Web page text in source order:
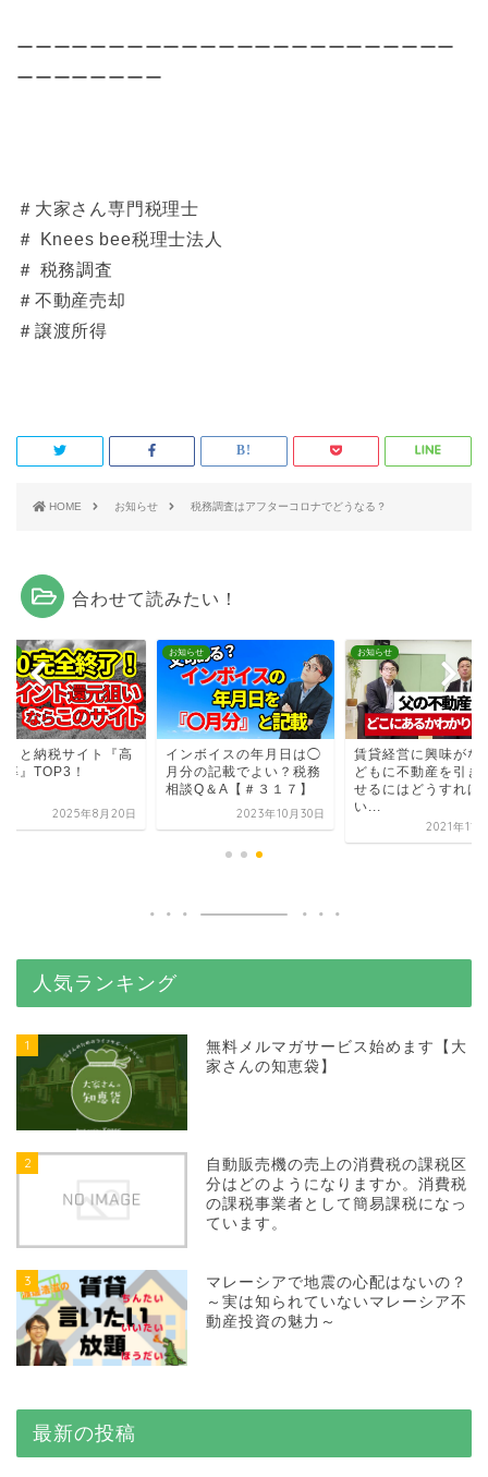
ーーーーーーーーーーーーーーーーーーーーーーーー
ーーーーーーーー
＃大家さん専門税理士
＃ Knees bee税理士法人
＃ 税務調査
＃不動産売却
＃譲渡所得
HOME お知らせ 税務調査はアフターコロナでどうなる？
合わせて読みたい！
さと納税サイト『高
率』TOP3！
2025年8月20日
お知らせ
インボイスの年月日は◯
月分の記載でよい？税務
相談Q＆A【＃３１７】
2023年10月30日
お知らせ
賃貸経営に興味がな
どもに不動産を引き
せるにはどうすれば
い...
2021年11
人気ランキング
1
無料メルマガサービス始めます【大
家さんの知恵袋】
2
自動販売機の売上の消費税の課税区
分はどのようになりますか。消費税
の課税事業者として簡易課税になっ
ています。
3
マレーシアで地震の心配はないの？
～実は知られていないマレーシア不
動産投資の魅力～
最新の投稿